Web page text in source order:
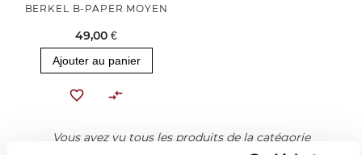
BERKEL B-PAPER MOYEN
49,00 €
Ajouter au panier
Vous avez vu tous les produits de la catégorie